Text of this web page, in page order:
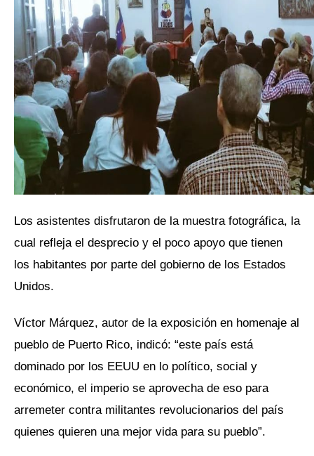
Los asistentes disfrutaron de la muestra fotográfica, la
cual refleja el desprecio y el poco apoyo que tienen
los habitantes por parte del gobierno de los Estados
Unidos.
Víctor Márquez, autor de la exposición en homenaje al
pueblo de Puerto Rico, indicó: “este país está
dominado por los EEUU en lo político, social y
económico, el imperio se aprovecha de eso para
arremeter contra militantes revolucionarios del país
quienes quieren una mejor vida para su pueblo”.